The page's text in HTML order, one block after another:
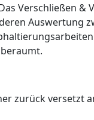
Verschließen &
Auswertung
zurück versetzt